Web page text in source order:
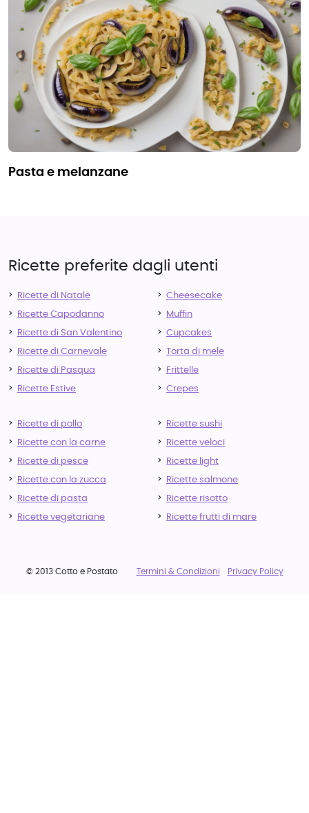
pasta e melanzane
Ricette preferite dagli utenti
Ricette di Natale
Ricette Capodanno
Ricette di San Valentino
Ricette di Carnevale
Ricette di Pasqua
Ricette Estive
Cheesecake
Muffin
Cupcakes
Torta di mele
Frittelle
Crepes
Ricette di pollo
Ricette con la carne
Ricette di pesce
Ricette con la zucca
Ricette di pasta
Ricette vegetariane
Ricette sushi
Ricette veloci
Ricette light
Ricette salmone
Ricette risotto
Ricette frutti di mare
© 2013 Cotto e Postato Termini & Condizioni Privacy Policy